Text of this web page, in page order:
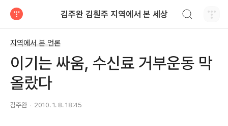
김주완 김훤주 지역에서 본 세상
지역에서 본 언론
이기는 싸움, 수신료 거부운동 막
올랐다
김주완 2010. 1. 8. 18:45